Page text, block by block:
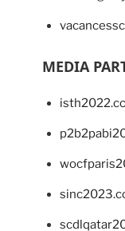
MEDIA